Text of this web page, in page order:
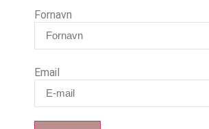
Fornavn
Email